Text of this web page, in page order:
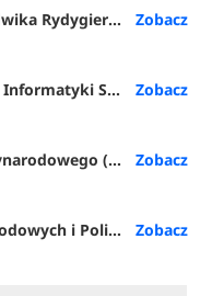
w Bydgoszczy
Stosowanej
(IFE) PŁ
UŁ